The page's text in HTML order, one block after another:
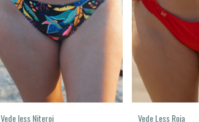
Vede less Niteroi Vede Less Roja